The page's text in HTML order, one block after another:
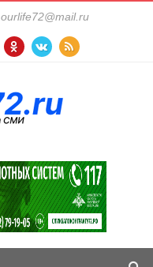
ourlife72@mail.ru